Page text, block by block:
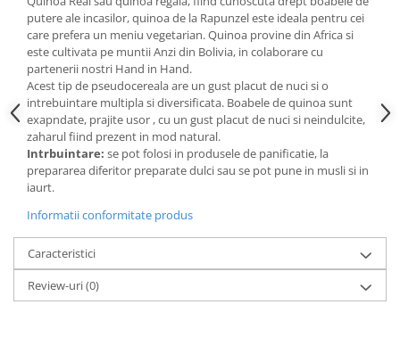
Musli bio
Terci bio
Orez bio si leguminoase
Legume bio
Legume bio in conserva
Orez bio
Paste si fidea
Paste bio din emmer
Paste bio din grau
Paste bio fara gluten
Paste bio integrale
Paste bio pentru copii
putere ale incasilor, quinoa de la Rapunzel este ideala pentru cei
care prefera un meniu vegetarian.Quinoa provine din Africasi
estecultivata pe muntii Anzi din Bolivia, in colaborare cu
partenerii nostri Hand in Hand.
Acest tip de pseudocereala are un gust placut de nuci si o
intrebuintare multipla si diversificata. Boabele de quinoa sunt
exapndate, prajite usor , cu un gust placut de nuci si neindulcite,
zaharul fiind prezent in mod natural.
Intrbuintare: se pot folosi in produsele de panificatie, la
prepararea diferitor preparate dulci sau se pot pune in musli si in
iaurt.
Informatii conformitate produs
Caracteristici
Review-uri(0)